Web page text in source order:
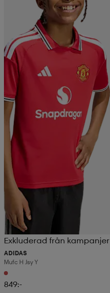
Exkluderad från kampanjer
ADIDAS
Mufc H Jsy Y
849:-